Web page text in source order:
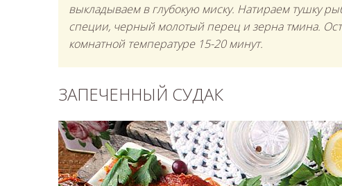
выкладываем в глубокую миску. Натираем тушку
специи, черный молотый перец и зерна тмина.
комнатной температуре 15-20 минут.
ЗАПЕЧЕННЫЙ СУДАК